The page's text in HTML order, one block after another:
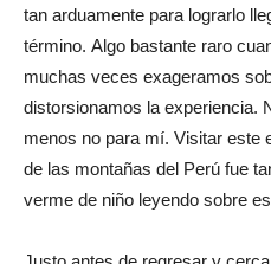
tan arduamente para lograrlo
término. Algo bastante raro
muchas veces exageramos
distorsionamos la experiencia.
menos no para mí. Visitar este
de las montañas del Perú fue
verme de niño leyendo sobre